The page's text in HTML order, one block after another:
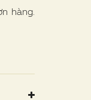
hàng.